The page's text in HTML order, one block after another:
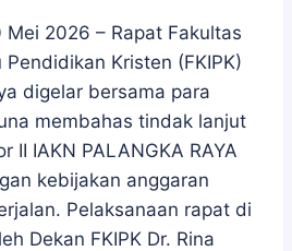
Mei 2026 – Rapat Fakultas
Kristen (FKIPK)
digelar bersama para
membahas tindak lanjut
II IAKN PALANGKA RAYA
kebijakan anggaran
Pelaksanaan rapat di
Dekan FKIPK Dr. Rina